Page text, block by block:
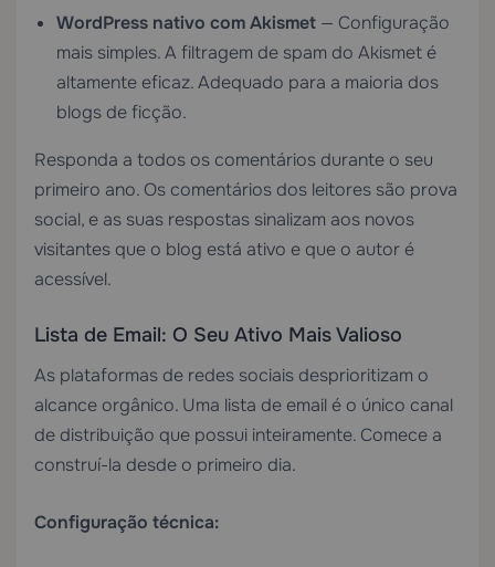
WordPress nativo com Akismet — Configuração
mais simples. A filtragem de spam do Akismet é
altamente eficaz. Adequado para a maioria dos
blogs de ficção.
Responda a todos os comentários durante o seu
primeiro ano. Os comentários dos leitores são prova
social, e as suas respostas sinalizam aos novos
visitantes que o blog está ativo e que o autor é
acessível.
Lista de Email: O Seu Ativo Mais Valioso
As plataformas de redes sociais desprioritizam o
alcance orgânico. Uma lista de email é o único canal
de distribuição que possui inteiramente. Comece a
construí-la desde o primeiro dia.
Configuração técnica: